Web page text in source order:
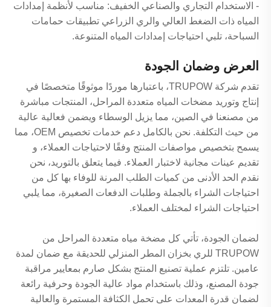
- الاستخدام التجاري والصناعي الخفيف: مناسب لأنظمة إمدادات
المياه ذات الضغط العالي والري الزراعي تطبيقات حمامات
السباحة، تلبي احتياجات إمدادات المياه المتنوعة.
العرض وضمان الجودة
تقدم شركة TRUPOW، باعتبارها موردًا موثوقًا متخصصًا في
إنتاج وتوريد مضخات المياه متعددة المراحل، المنتجات مباشرة
من مصنعنا في الصين، مما يزيل الوسطاء ويضمن فعالية عالية
من حيث التكلفة. نحن بالكامل دعم خدمات تخصيص OEM، مما
يسمح بتخصيص مواصفات المنتج وفقًا لاحتياجات العملاء، و
تقديم عينات مجانية لاختبار العملاء. فيما يتعلق بالتوريد، نحن
نقدم الحد الأدنى من كميات الطلب المرنة للوفاء بها كل من
احتياجات الشراء بالجملة وطلبات الدفعات الصغيرة، مما يلبي
احتياجات الشراء لمختلف العملاء.
لضمان الجودة، تأتي كل مضخة مياه متعددة المراحل من
TRUPOW للري بخزان المطر المنزلي للحديقة مع ضمان لمدة
عامين. تلتزم عملية تصنيع المنتج بشكل صارم بمعايير مراقبة
جودة المصنع، وذلك باستخدام مواد عالية الجودة وحرفية رائعة
لضمان قدرة المعدات على تحمل الكثافة المستمرة والعالية